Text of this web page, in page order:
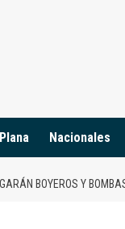
Nacionales
BOYEROS Y